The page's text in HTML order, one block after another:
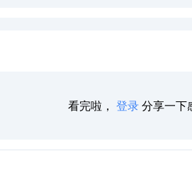
看完啦， 登录分享一下